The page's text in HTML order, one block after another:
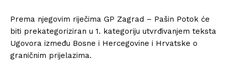
Prema njegovim riječima GP Zagrad – Pašin Potok će
biti prekategoriziran u 1. kategoriju utvrđivanjem teksta
Ugovora između Bosne i Hercegovine i Hrvatske o
graničnim prijelazima.